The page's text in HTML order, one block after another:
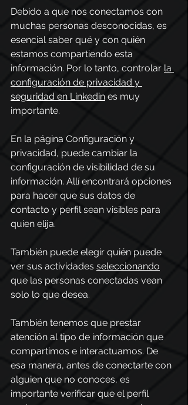
Debido a que nos conectamos con
muchas personas desconocidas, es
esencial saber qué y con quién
estamos compartiendo esta
información. Por lo tanto, controlar la
configuración de privacidad y
seguridad en Linkedin es muy
importante.
En la página Configuración y
privacidad, puede cambiar la
configuración de visibilidad de su
información. Allí encontrará opciones
para hacer que sus datos de
contacto y perfil sean visibles para
quien elija.
También puede elegir quién puede
ver sus actividades seleccionando
que las personas conectadas vean
solo lo que desea.
También tenemos que prestar
atención al tipo de información que
compartimos e interactuamos. De
esa manera, antes de conectarte con
alguien que no conoces, es
importante verificar que el perfil